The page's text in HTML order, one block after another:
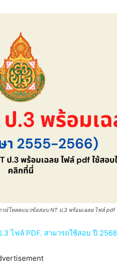
น์โหลดแนวข้อสอบ NT ป.3 พร้อมเฉลย ไฟล์
ไฟล์ PDF. สามารถใช้สอบ ปี